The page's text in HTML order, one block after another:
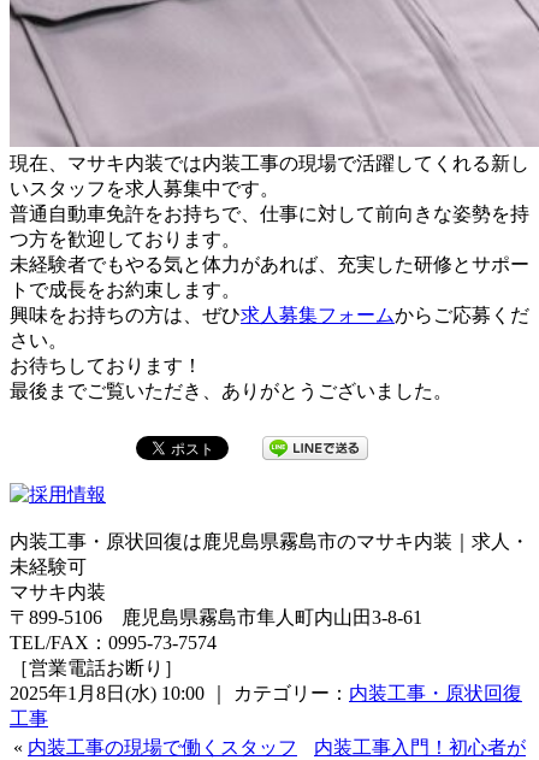
現在、マサキ内装では内装工事の現場で活躍してくれる新し
いスタッフを求人募集中です。
普通自動車免許をお持ちで、仕事に対して前向きな姿勢を持
つ方を歓迎しております。
未経験者でもやる気と体力があれば、充実した研修とサポー
トで成長をお約束します。
興味をお持ちの方は、ぜひ求人募集フォームからご応募くだ
さい。
お待ちしております！
最後までご覧いただき、ありがとうございました。
内装工事・原状回復は鹿児島県霧島市のマサキ内装｜求人・
未経験可
マサキ内装
〒899-5106 鹿児島県霧島市隼人町内山田3-8-61
TEL/FAX：0995-73-7574
［営業電話お断り］
2025年1月8日(水) 10:00 ｜ カテゴリー： 内装工事・原状回復
工事
« 内装工事の現場で働くスタッフ
内装工事入門！初心者が